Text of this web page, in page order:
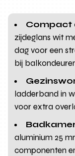
Compact
zijdeglans wit
dag voor een
bij
ladderband in
voor extra
aluminium 25
componenten